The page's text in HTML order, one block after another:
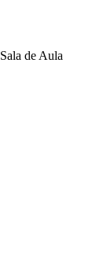
Sala de Aula